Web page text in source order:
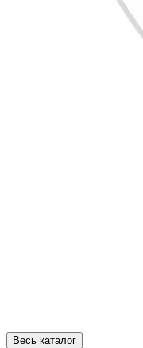
Весь каталог